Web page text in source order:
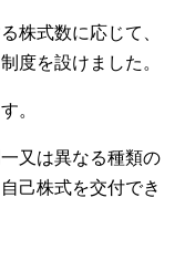
株式数に応じて、
度を設けました。
。
又は異なる種類の
己株式を交付でき